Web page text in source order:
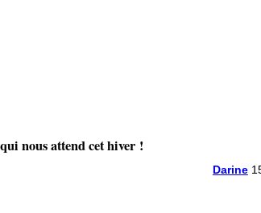
nous attend cet hiver !
Darine